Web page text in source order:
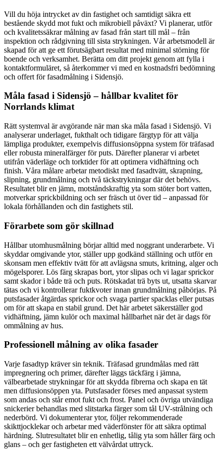
Vill du höja intrycket av din fastighet och samtidigt säkra ett
bestående skydd mot fukt och mikrobiell påväxt? Vi planerar, utför
och kvalitetssäkrar målning av fasad från start till mål – från
inspektion och rådgivning till sista strykningen. Vår arbetsmodell är
skapad för att ge ett förutsägbart resultat med minimal störning för
boende och verksamhet. Berätta om ditt projekt genom att fylla i
kontaktformuläret, så återkommer vi med en kostnadsfri bedömning
och offert för fasadmålning i Sidensjö.
Måla fasad i Sidensjö – hållbar kvalitet för
Norrlands klimat
Rätt systemval är avgörande när man ska måla fasad i Sidensjö. Vi
analyserar underlaget, fukthalt och tidigare färgtyp för att välja
lämpliga produkter, exempelvis diffusionsöppna system för träfasad
eller robusta mineralfärger för puts. Därefter planerar vi arbetet
utifrån väderläge och torktider för att optimera vidhäftning och
finish. Våra målare arbetar metodiskt med fasadtvätt, skrapning,
slipning, grundmålning och två täckstrykningar där det behövs.
Resultatet blir en jämn, motståndskraftig yta som stöter bort vatten,
motverkar sprickbildning och ser fräsch ut över tid – anpassad för
lokala förhållanden och din fastighets stil.
Förarbete som gör skillnad
Hållbar utomhusmålning börjar alltid med noggrant underarbete. Vi
skyddar omgivande ytor, ställer upp godkänd ställning och utför en
skonsam men effektiv tvätt för att avlägsna smuts, kritning, alger och
mögelsporer. Lös färg skrapas bort, ytor slipas och vi lagar sprickor
samt skador i både trä och puts. Rötskadat trä byts ut, utsatta skarvar
tätas och vi kontrollerar fuktkvoter innan grundmålning påbörjas. På
putsfasader åtgärdas sprickor och svaga partier spacklas eller putsas
om för att skapa en stabil grund. Det här arbetet säkerställer god
vidhäftning, jämn kulör och maximal hållbarhet när det är dags för
ommålning av hus.
Professionell målning av olika fasader
Varje fasadtyp kräver sin teknik. Träfasad grundmålas med rätt
impregnering och primer, därefter läggs täckfärg i jämna,
välbearbetade strykningar för att skydda fibrerna och skapa en tät
men diffusionsöppen yta. Putsfasader förses med anpassat system
som andas och står emot fukt och frost. Panel och övriga utvändiga
snickerier behandlas med slitstarka färger som tål UV-strålning och
nederbörd. Vi dokumenterar ytor, följer rekommenderade
skikttjocklekar och arbetar med väderfönster för att säkra optimal
härdning. Slutresultatet blir en enhetlig, tålig yta som håller färg och
glans – och ger fastigheten ett välvårdat uttryck.